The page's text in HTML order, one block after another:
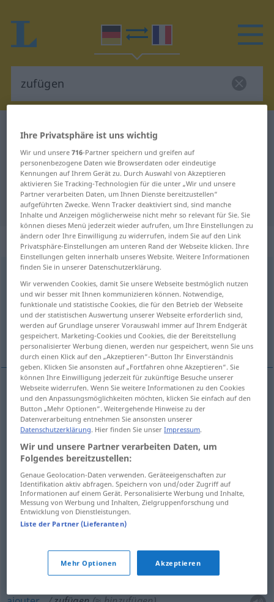
Deutsch-Französisch Wörterbuch
Deutsch-Französisch Übersetzung
für "zufügen"
"zufügen" Französisch Übersetzung
„zufügen“: transitives Verb
zufügenv/t
Übersicht aller Übersetzungen
(Für mehr Details die Übersetzung anklicken/antippen)
ajouter
Beispiele
jemandemetwaszufügenSchaden, Verluste
causerqcàqn
jemandem
infligerqcàqn
jemandem Böses zufügen
Ihre Privatsphäre ist uns wichtig
Wir und unsere716-Partner speichern und greifen auf
personenbezogene Daten wie Browserdaten oder eindeutige
Kennungen auf Ihrem Gerät zu. Durch Auswahl von Akzeptieren
aktivieren Sie Tracking-Technologien für die unter „Wir und unsere
Partner verarbeiten Daten, um Ihnen Dienste bereitzustellen“
aufgeführten Zwecke. Wenn Tracker deaktiviert sind, sind manche
Inhalte und Anzeigen möglicherweise nicht mehr so relevant für Sie. Sie
können dieses Menü jederzeit wieder aufrufen, um Ihre Einstellungen zu
ändern oder Ihre Einwilligung zu widerrufen, indem Sie auf den Link
Privatsphäre-Einstellungen am unteren Rand der Webseite klicken. Ihre
Einstellungen gelten innerhalb unseres Website. Weitere Informationen
finden Sie in unserer Datenschutzerklärung.
Wir verwenden Cookies, damit Sie unsere Webseite bestmöglich nutzen
und wir besser mit Ihnen kommunizieren können. Notwendige,
funktionale und statistische Cookies, die für den Betrieb der Webseite
und der statistischen Auswertung unserer Webseite erforderlich sind,
werden auf Grundlage unserer Vorauswahl immer auf Ihrem Endgerät
gespeichert. Marketing-Cookies und Cookies, die der Bereitstellung
personalisierter Werbung dienen, werden nur gespeichert, wenn Sie uns
durch einen Klick auf den „Akzeptieren“-Button Ihr Einverständnis
geben. Klicken Sie ansonsten auf „Fortfahren ohne Akzeptieren“. Sie
können Ihre Einwilligung jederzeit für zukünftige Besuche unserer
Webseite widerrufen. Wenn Sie weitere Informationen zu den Cookies
und den Anpassungsmöglichkeiten möchten, klicken Sie einfach auf den
Button „Mehr Optionen“. Weitergehende Hinweise zu der
Datenverarbeitung entnehmen Sie ansonsten unserer
Datenschutzerklärung. Hier finden Sie unserImpressum.
Wir und unsere Partner verarbeiten Daten, um
Folgendes bereitzustellen:
Genaue Geolocation-Daten verwenden. Geräteeigenschaften zur
Identifikation aktiv abfragen. Speichern von und/oder Zugriff auf
Informationen auf einem Gerät. Personalisierte Werbung und Inhalte,
Messung von Werbung und Inhalten, Zielgruppenforschung und
Entwicklung von Dienstleistungen.
Liste der Partner (Lieferanten)
Mehr Optionen Akzeptieren